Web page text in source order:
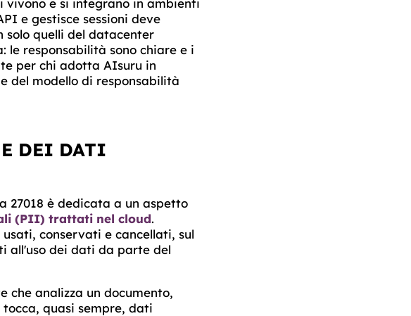
vivono e si integrano in ambienti
e gestisce sessioni deve
quelli del datacenter
le responsabilità sono chiare e i
per chi adotta AIsuru in
del modello di responsabilità
DEI DATI
27018 è dedicata a un aspetto
(PII) trattati nel cloud.
conservati e cancellati, sul
all'uso dei dati da parte del
che analizza un documento,
quasi sempre, dati